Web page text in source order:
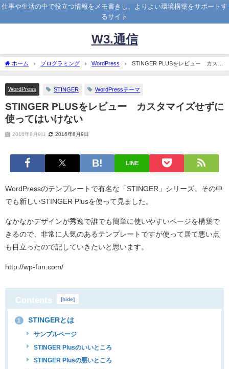
仕事や生活の中で役立つ情報をメモ書きし、よりよい環境構築をサポートす
るサイト
W3.通信
ホーム プログラミング WordPress
STINGER PLUSをレビュー カスタ
マイズせずに使ってはいけない
WordPress STINGER WordPressテーマ
STINGER PLUSをレビュー カスタマイズせずに
使ってはいけない
2016年8月9日 2016年8月9日
LINE
WordPressのテンプレートで有名な「STINGER」シリーズ。その中
でも新しいSTINGER Plusを使って見ました。
なかなかデザインが秀逸で誰でも簡単に使いやすいページを構築で
きるので、非常に人気のあるテンプレートですが使って居て悪い点
も目立ったので記していきたいと思います。
http://wp-fun.com/
Contents [hide]
1 STINGERとは
サンプルページ
STINGER Plusのいいところ
STINGER Plusの悪いところ